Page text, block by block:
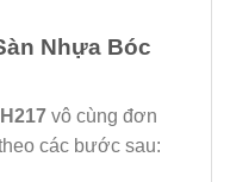
Nhựa Bóc
vô cùng đơn
các bước sau: